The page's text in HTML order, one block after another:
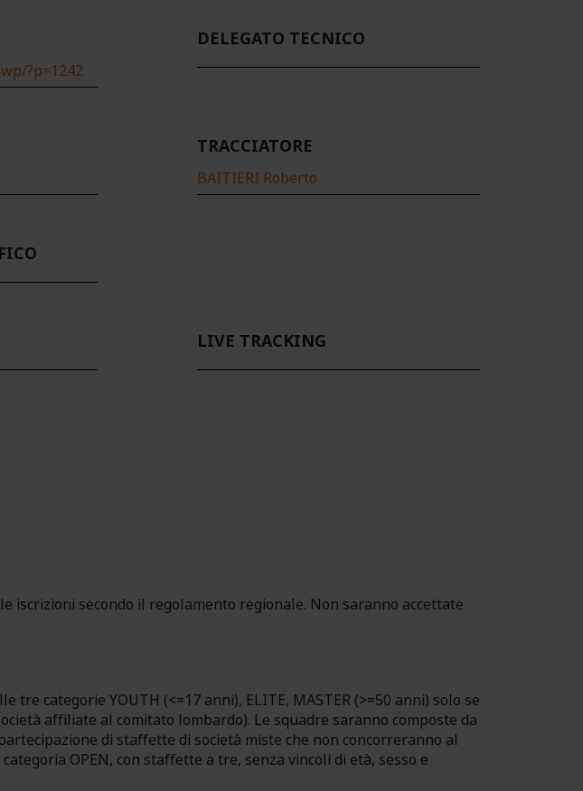
?p=1242
DELEGATO TECNICO
TRACCIATORE
BAITIERI Roberto
LIVE TRACKING
secondo il regolamento regionale. Non saranno accettate
tre categorie YOUTH (<=17 anni), ELITE, MASTER (>=50 anni) solo se
affiliate al comitato lombardo). Le squadre saranno composte da
di staffette di società miste che non concorreranno al
OPEN, con staffette a tre, senza vincoli di età, sesso e